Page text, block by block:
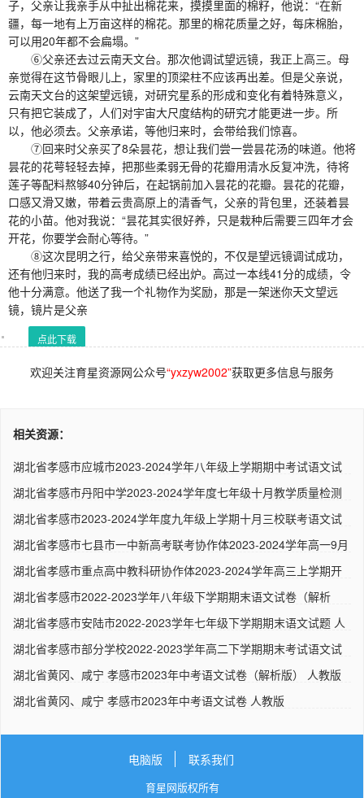
子，父亲让我亲手从中扯出棉花来，摸摸里面的棉籽，他说：“在新
疆，每一地有上万亩这样的棉花。那里的棉花质量之好，每床棉胎，
可以用20年都不会扁塌。”
⑥父亲还去过云南天文台。那次他调试望远镜，我正上高三。母
亲觉得在这节骨眼儿上，家里的顶梁柱不应该再出差。但是父亲说，
云南天文台的这架望远镜，对研究星系的形成和变化有着特殊意义，
只有把它装成了，人们对宇宙大尺度结构的研究才能更进一步。所
以，他必须去。父亲承诺，等他归来时，会带给我们惊喜。
⑦回来时父亲买了8朵昙花，想让我们尝一尝昙花汤的味道。他将
昙花的花萼轻轻去掉，把那些柔弱无骨的花瓣用清水反复冲洗，待将
莲子等配料熬够40分钟后，在起锅前加入昙花的花瓣。昙花的花瓣，
口感又滑又嫩，带着云贵高原上的清香气，父亲的背包里，还装着昙
花的小苗。他对我说：“昙花其实很好养，只是栽种后需要三四年才会
开花，你要学会耐心等待。”
⑧这次昆明之行，给父亲带来喜悦的，不仅是望远镜调试成功，
还有他归来时，我的高考成绩已经出炉。高过一本线41分的成绩，令
他十分满意。他送了我一个礼物作为奖励，那是一架迷你天文望远
镜，镜片是父亲
点此下载
欢迎关注育星资源网公众号“yxzyw2002”获取更多信息与服务
相关资源：
湖北省孝感市应城市2023-2024学年八年级上学期期中考试语文试
湖北省孝感市丹阳中学2023-2024学年度七年级十月教学质量检测
湖北省孝感市2023-2024学年度九年级上学期十月三校联考语文试
湖北省孝感市七县市一中新高考联考协作体2023-2024学年高一9月
湖北省孝感市重点高中教科研协作体2023-2024学年高三上学期开
湖北省孝感市2022-2023学年八年级下学期期末语文试卷（解析
湖北省孝感市安陆市2022-2023学年七年级下学期期末语文试题 人
湖北省孝感市部分学校2022-2023学年高二下学期期末考试语文试
湖北省黄冈、咸宁 孝感市2023年中考语文试卷（解析版） 人教版
湖北省黄冈、咸宁 孝感市2023年中考语文试卷 人教版
电脑版 联系我们
育星网版权所有